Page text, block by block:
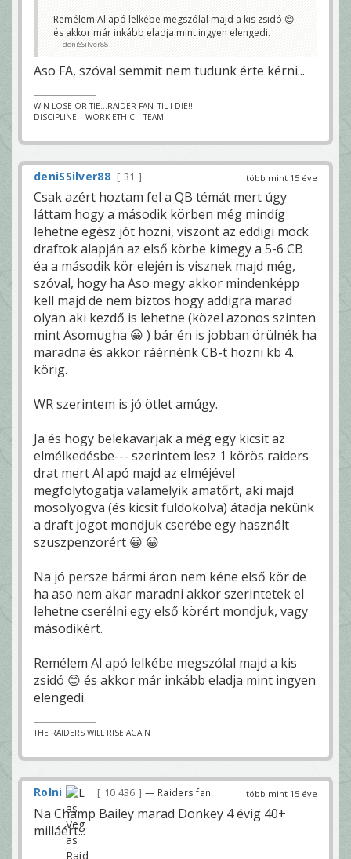
Remélem Al apó lelkébe megszólal majd a kis zsidó 😊
és akkor már inkább eladja mint ingyen elengedi.
deniSSilver88
Aso FA, szóval semmit nem tudunk érte kérni...
WIN LOSE OR TIE...RAIDER FAN 'TIL I DIE!!
DISCIPLINE – WORK ETHIC – TEAM
több mint 15 éve
deniSSilver88 31
Csak azért hoztam fel a QB témát mert úgy
láttam hogy a második körben még mindíg
lehetne egész jót hozni, viszont az eddigi mock
draftok alapján az első körbe kimegy a 5-6 CB
éa a második kör elején is visznek majd még,
szóval, hogy ha Aso megy akkor mindenképp
kell majd de nem biztos hogy addigra marad
olyan aki kezdő is lehetne (közel azonos szinten
mint Asomugha 😀 ) bár én is jobban örülnék ha
maradna és akkor ráérnénk CB-t hozni kb 4.
körig.
WR szerintem is jó ötlet amúgy.
Ja és hogy belekavarjak a még egy kicsit az
elmélkedésbe--- szerintem lesz 1 körös raiders
drat mert Al apó majd az elméjével
megfolytogatja valamelyik amatőrt, aki majd
mosolyogva (és kicsit fuldokolva) átadja nekünk
a draft jogot mondjuk cserébe egy használt
szuszpenzorért 😀 😀
Na jó persze bármi áron nem kéne első kör de
ha aso nem akar maradni akkor szerintetek el
lehetne cserélni egy első körért mondjuk, vagy
másodikért.
Remélem Al apó lelkébe megszólal majd a kis
zsidó 😊 és akkor már inkább eladja mint ingyen
elengedi.
THE RAIDERS WILL RISE AGAIN
több mint 15 éve
Rolni 10 436 — Raiders fan
Na Champ Bailey marad Donkey 4 évig 40+
milláért...